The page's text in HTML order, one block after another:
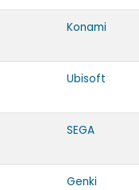
Konami
Ubisoft
SEGA
Genki